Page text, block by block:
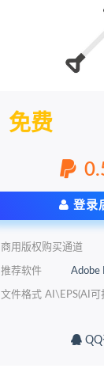
免费
登录
商用版权购买通道
推荐软件 Adobe
文件格式 AI\EPS(AI